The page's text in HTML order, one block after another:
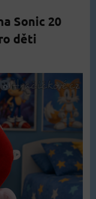
Sonic 20
děti